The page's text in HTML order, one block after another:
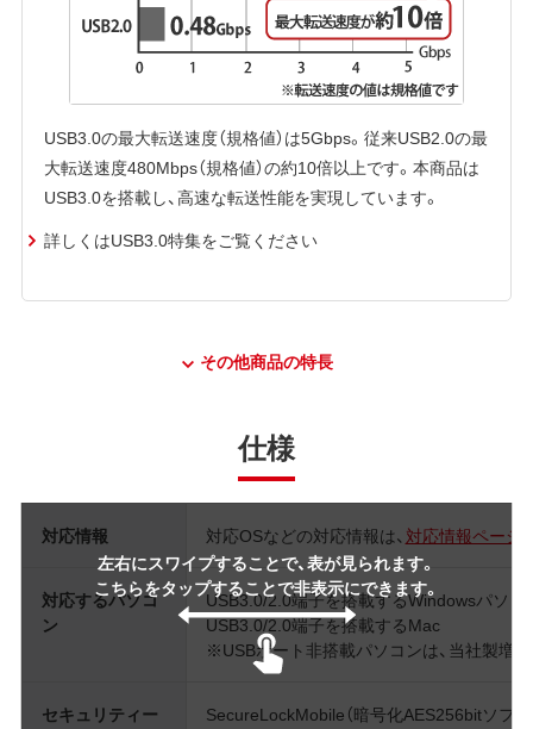
USB3.0の最大転送速度（規格値）は5Gbps。従来USB2.0の最
大転送速度480Mbps（規格値）の約10倍以上です。本商品は
USB3.0を搭載し、高速な転送性能を実現しています。
詳しくはUSB3.0特集をご覧ください
その他商品の特長
仕様
左右にスワイプすることで、表が見られます。
こちらをタップすることで非表示にできます。
対応情報 対応OSなどの対応情報は、 対応情報ページ
対応するパソコ
ン
USB3.0/2.0端子を搭載するWindowsパソコ
USB3.0/2.0端子を搭載するMac
※USBポート非搭載パソコンは、当社製増
セキュリティー SecureLockMobile（暗号化AES256bitソフト